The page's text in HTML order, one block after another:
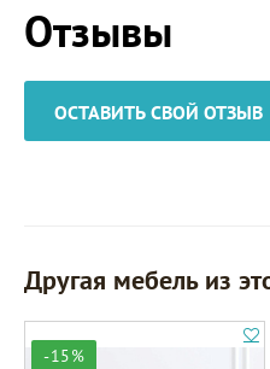
Отзывы
ОСТАВИТЬ СВОЙ ОТЗЫВ
Другая мебель из
-15%